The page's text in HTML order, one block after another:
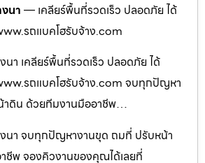
นา — เคลียร์พื้นที่รวดเร็ว ปลอดภัย ได้
รถแบคโฮรับจ้าง.com
า เคลียร์พื้นที่รวดเร็ว ปลอดภัย ได้
รถแบคโฮรับจ้าง.com จบทุกปัญหา
าดิน ด้วยทีมงานมืออาชีพ…
นา จบทุกปัญหางานขุด ถมที่ ปรับหน้า
ชีพ จองคิวงานของคุณได้เลยที่